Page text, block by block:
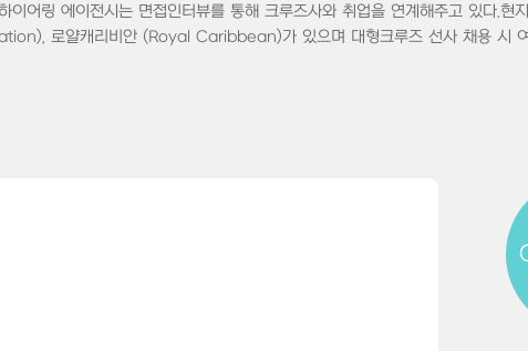
이어링 에이전시는 면접인터뷰를 통해 크루즈사와 취업을 연계해주고 있다.
로얄캐리비안 (Royal Caribbean)가 있으며 대형크루즈 선사 채용 시